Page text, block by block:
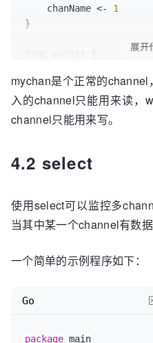
    chanName <-
1
}
func
    writeChan(mychan)
展开
mychan是个正常的
入的channel只能用来读，
channel只能用来写。
4.2 select
使用select可以监控多
当其中某一个channel有数
一个简单的示例程序如下：
package main
Go